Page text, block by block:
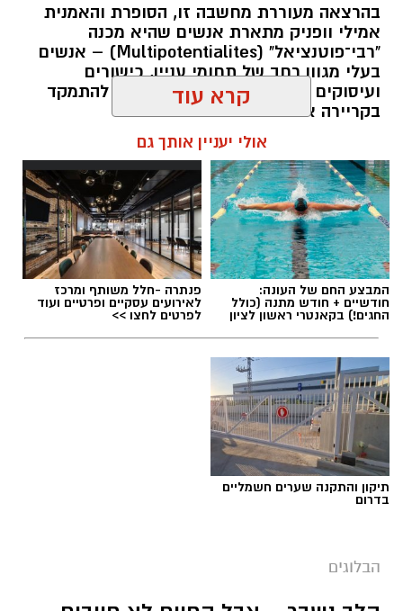
בהרצאה מעוררת מחשבה זו, הסופרת והאמנית
אמילי וופניק מתארת אנשים שהיא מכנה
"רבי־פוטנציאל" (Multipotentialites) – אנשים
בעלי מגוון רחב של תחומי עניין, כישורים
ועיסוקים שונים לאורך חייהם, במקום להתמקד
בקריירה אחת בלבד.
האם גם אתם כאלה?
אלדה נתנאל / 09:20 07.08.26
קרא עוד
אולי יעניין אותך גם
המבצע החם של העונה:
חודשיים + חודש מתנה (כולל
החגים!) בקאנטרי ראשון לציון
פנתרה -חלל משותף ומרכז
לאירועים עסקיים ופרטיים ועוד
לפרטים לחצו >>
תיקון והתקנה שערים חשמליים
בדרום
הבלוגים